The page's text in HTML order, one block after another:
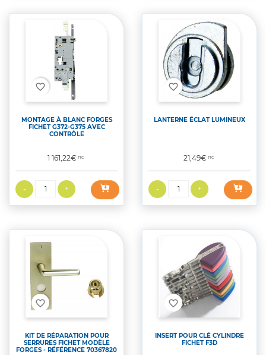
favorite_border
MONTAGE À BLANC FORGES
FICHET G372-G375 AVEC
CONTRÔLE
Prix
1 161,22€TTC
favorite_border
LANTERNE ÉCLAT LUMINEUX
Prix
21,49€TTC
favorite_border
KIT DE RÉPARATION POUR
SERRURES FICHET MODÈLE
FORGES - RÉFÉRENCE 70367820
favorite_border
INSERT POUR CLÉ CYLINDRE
FICHET F3D